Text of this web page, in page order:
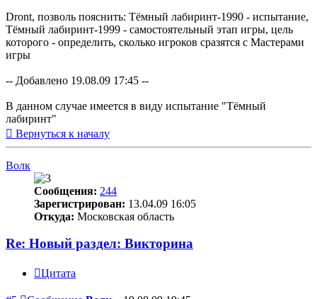
Dront, позволь пояснить: Тёмный лабиринт-1990 - испытание,
Тёмный лабиринт-1999 - самостоятельный этап игры, цель
которого - определить, сколько игроков сразятся с Мастерами
игры
-- Добавлено 19.08.09 17:45 --
В данном случае имеется в виду испытание "Тёмный
лабиринт"
Вернуться к началу
Волк
Сообщения: 244
Зарегистрирован: 13.04.09 16:05
Откуда: Московская область
Re: Новый раздел: Викторина
Цитата